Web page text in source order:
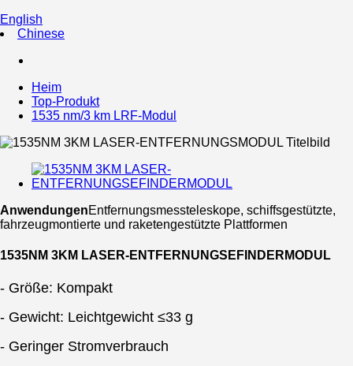
English
Chinese
Heim
Top-Produkt
1535 nm/3 km LRF-Modul
AnwendungenEntfernungsmessteleskope, schiffsgestützte,
fahrzeugmontierte und raketengestützte Plattformen
1535NM 3KM LASER-ENTFERNUNGSEFINDERMODUL
- Größe: Kompakt
- Gewicht: Leichtgewicht ≤33 g
- Geringer Stromverbrauch